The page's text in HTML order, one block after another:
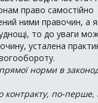
право самостійно
ними правочин, а
то до уваги
усталена
норми в
контракту, по-перше,